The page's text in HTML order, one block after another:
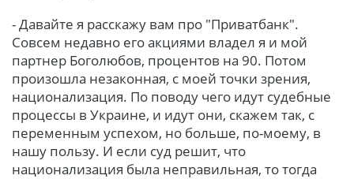
- Давайте я расскажу вам про "Приватбанк".
Совсем недавно его акциями владел я и мой
партнер Боголюбов, процентов на 90. Потом
произошла незаконная, с моей точки зрения,
национализация. По поводу чего идут судебные
процессы в Украине, и идут они, скажем так, с
переменным успехом, но больше, по-моему, в
нашу пользу. И если суд решит, что
национализация была неправильная, то тогда